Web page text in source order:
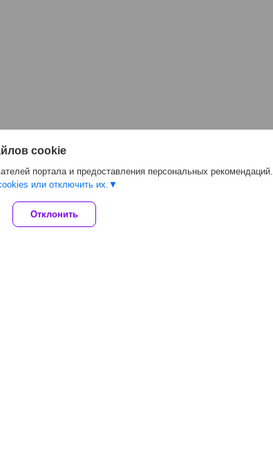
cookie
портала и предоставления персональных рекомендаций.
или отключить их.
Отклонить